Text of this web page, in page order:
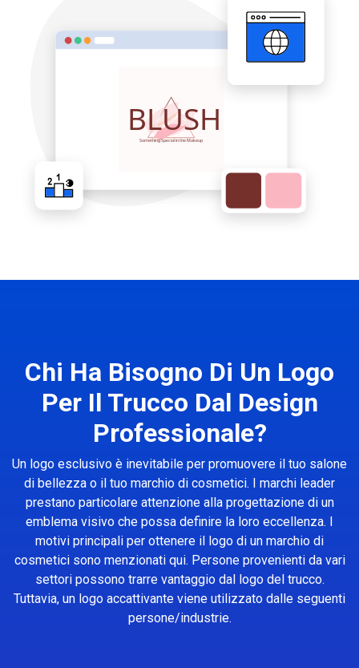
Chi Ha Bisogno Di Un Logo
Per Il Trucco Dal Design
Professionale?
Un logo esclusivo è inevitabile per promuovere il tuo salone
di bellezza o il tuo marchio di cosmetici. I marchi leader
prestano particolare attenzione alla progettazione di un
emblema visivo che possa definire la loro eccellenza. I
motivi principali per ottenere il logo di un marchio di
cosmetici sono menzionati qui. Persone provenienti da vari
settori possono trarre vantaggio dal logo del trucco.
Tuttavia, un logo accattivante viene utilizzato dalle seguenti
persone/industrie.